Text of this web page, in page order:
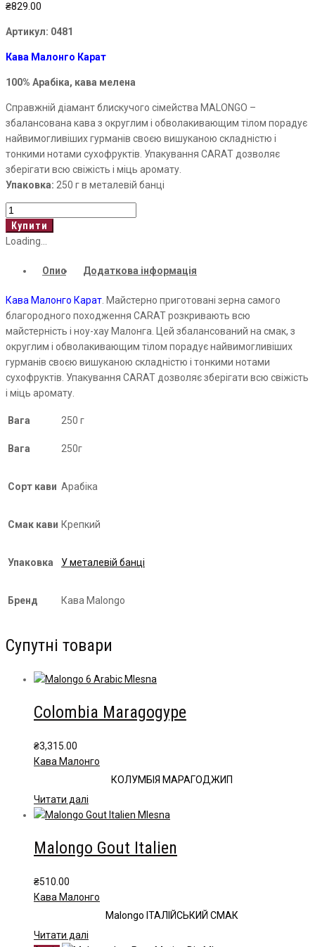
₴829.00
Артикул: 0481
Кава Малонго Карат
100% Арабіка, кава мелена
Справжній діамант блискучого сімейства MALONGO –
збалансована кава з округлим і обволакивающим тілом порадує
найвимогливіших гурманів своєю вишуканою складністю і
тонкими нотами сухофруктів. Упакування CARAT дозволяє
зберігати всю свіжість і міць аромату.
Упаковка: 250 г в металевій банці
Malongo
Carat
кількість
Купити
Loading...
Опис Додаткова інформація
Кава Малонго Карат. Майстерно приготовані зерна самого
благородного походження CARAT розкривають всю
майстерність і ноу-хау Малонга. Цей збалансований на смак, з
округлим і обволакивающим тілом порадує найвимогливіших
гурманів своєю вишуканою складністю і тонкими нотами
сухофруктів. Упакування CARAT дозволяє зберігати всю свіжість
і міць аромату.
Вага 250 г
Вага 250г
Сорт кави Арабіка
Смак кави Крепкий
Упаковка У металевій банці
Бренд Кава Malongo
Супутні товари
Colombia Maragogype
₴3,315.00
Кава Малонго
КОЛУМБІЯ МАРАГОДЖИП
Читати далі
Malongo Gout Italien
₴510.00
Кава Малонго
Malongo ІТАЛІЙСЬКИЙ СМАК
Читати далі